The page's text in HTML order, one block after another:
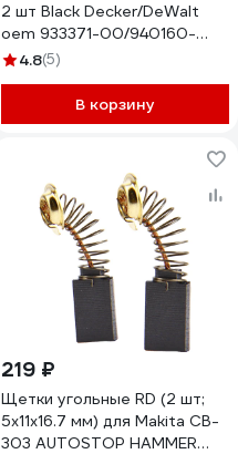
2 шт Black Decker/DeWalt
oem 933371-00/940160-
03/933371-00/940160-
4.8(5)
В корзину
219 ₽
Щетки угольные RD (2 шт;
5х11х16.7 мм) для Makita CB-
303 AUTOSTOP HAMMER